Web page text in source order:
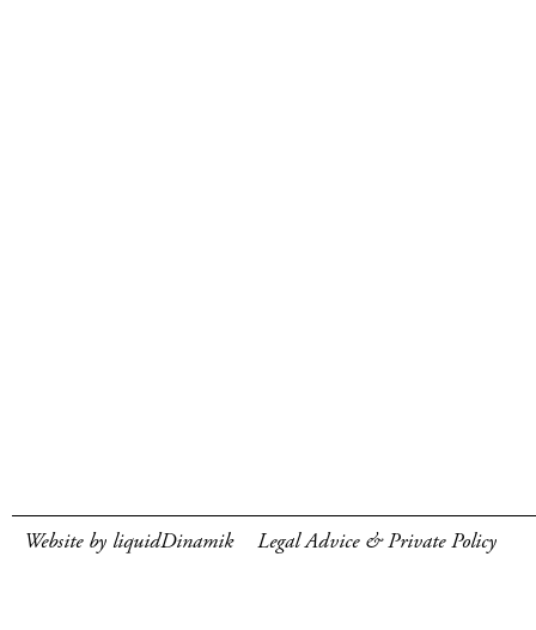
Website by liquidDinamik Legal Advice & Private Policy